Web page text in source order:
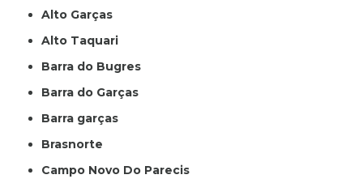
Alto Garças
Alto Taquari
Barra do Bugres
Barra do Garças
Barra garças
Brasnorte
Campo Novo Do Parecis